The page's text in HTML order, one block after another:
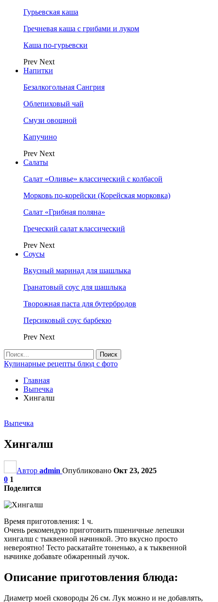
Гурьевская каша
Гречневая каша с грибами и луком
Каша по-гурьевски
Prev Next
Напитки
Безалкогольная Сангрия
Облепиховый чай
Смузи овощной
Капучино
Prev Next
Салаты
Салат «Оливье» классический с колбасой
Морковь по-корейски (Корейская морковка)
Салат «Грибная поляна»
Греческий салат классический
Prev Next
Соусы
Вкусный маринад для шашлыка
Гранатовый соус для шашлыка
Творожная паста для бутербродов
Персиковый соус барбекю
Prev Next
Кулинарные рецепты блюд с фото
Главная
Выпечка
Хингалш
Выпечка
Хингалш
Автор admin Опубликовано Окт 23, 2025
0 1
Поделится
Время приготовления: 1 ч.
Очень рекомендую приготовить пшеничные лепешки
хингалш с тыквенной начинкой. Это вкусно просто
невероятно! Тесто раскатайте тоненько, а к тыквенной
начинке добавьте обжаренный лучок.
Описание приготовления блюда:
Диаметр моей сковороды 26 см. Лук можно и не добавлять,